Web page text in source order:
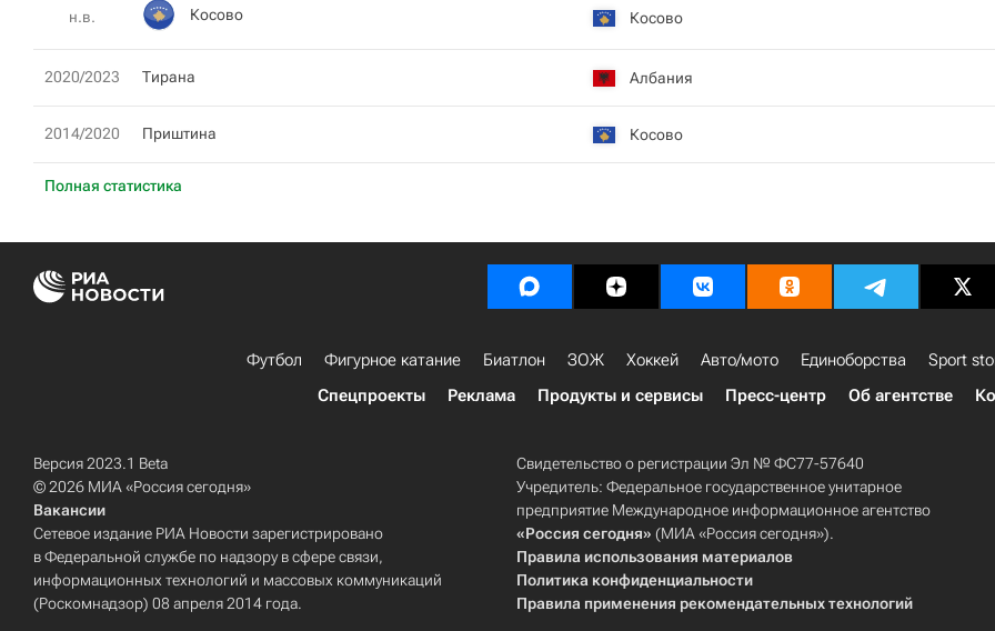
Полная статистика
н.в. Косово Косово
2020/2023 Тирана Албания
2014/2020 Приштина Косово
Футбол Фигурное катание Биатлон ЗОЖ Хоккей Авто/мото Единоборства Sport
Спецпроекты
Реклама Продукты и сервисы Пресс-центр Об агентстве
Версия 2023.1 Beta
© 2026 МИА «Россия сегодня»
Вакансии
Сетевое издание РИА Новости зарегистрировано
в Федеральной службе по надзору в сфере связи,
информационных технологий и массовых коммуникаций
(Роскомнадзор) 08 апреля 2014 года.
Свидетельство о регистрации Эл № ФС77-57640
Учредитель: Федеральное государственное унитарное
предприятие Международное информационное агентство
«Россия сегодня» (МИА «Россия сегодня»).
Правила использования материалов
Политика конфиденциальности
Правила применения рекомендательных технологий